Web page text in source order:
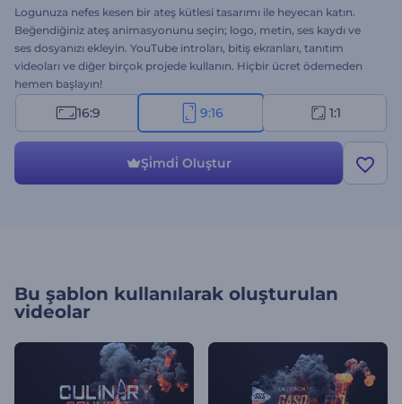
Logunuza nefes kesen bir ateş kütlesi tasarımı ile heyecan katın.
Beğendiğiniz ateş animasyonunu seçin; logo, metin, ses kaydı ve
ses dosyanızı ekleyin. YouTube introları, bitiş ekranları, tanıtım
videoları ve diğer birçok projede kullanın. Hiçbir ücret ödemeden
hemen başlayın!
16:9 9:16 1:1
Şi̇mdi̇ Oluştur
Bu şablon kullanılarak oluşturulan
videolar